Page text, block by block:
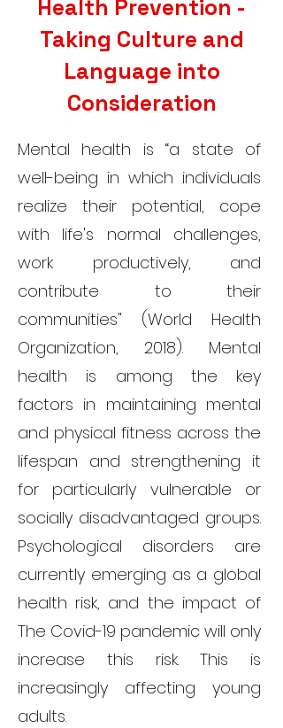
Health Prevention -
Taking Culture and
Language into
Consideration
Mental health is “a state of
well-being in which individuals
realize their potential, cope
with life's normal challenges,
work productively, and
contribute to their
communities" (World Health
Organization, 2018). Mental
health is among the key
factors in maintaining mental
and physical fitness across the
lifespan and strengthening it
for particularly vulnerable or
socially disadvantaged groups.
Psychological disorders are
currently emerging as a global
health risk, and the impact of
The Covid-19 pandemic will only
increase this risk. This is
increasingly affecting young
adults.